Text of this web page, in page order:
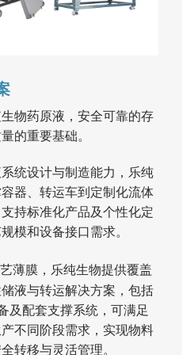
物药原液，安全可靠的存
的重要基础。
统设计与制造能力，乐纯
器、转运车到定制化流体
持标准化产品及个性化定
模和设备接口需求。
薄膜，乐纯生物提供覆盖
液与转运解决方案，包括
及配套支撑系统，可满足
不同阶段需求，实现物料
转移与灵活管理。